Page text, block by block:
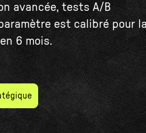
avancée, tests A/B
est calibré pour la
6 mois.